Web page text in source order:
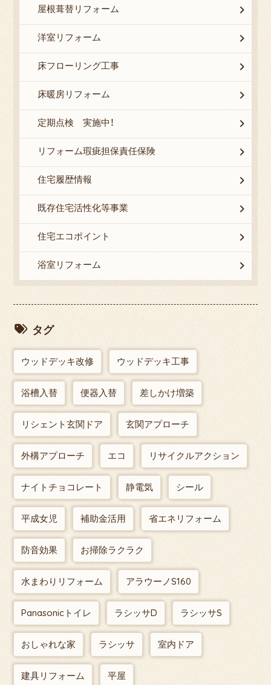
屋根葺替リフォーム
洋室リフォーム
床フローリング工事
床暖房リフォーム
定期点検 実施中！
リフォーム瑕疵担保責任保険
住宅履歴情報
既存住宅活性化等事業
住宅エコポイント
浴室リフォーム
タグ
ウッドデッキ改修 ウッドデッキ工事
浴槽入替 便器入替 差しかけ増築
リシェント玄関ドア 玄関アプローチ
外構アプローチ エコ リサイクルアクション
ナイトチョコレート 静電気 シール
平成女児 補助金活用 省エネリフォーム
防音効果 お掃除ラクラク
水まわりリフォーム アラウーノS160
Panasonicトイレ ラシッサD ラシッサS
おしゃれな家 ラシッサ 室内ドア
建具リフォーム 平屋